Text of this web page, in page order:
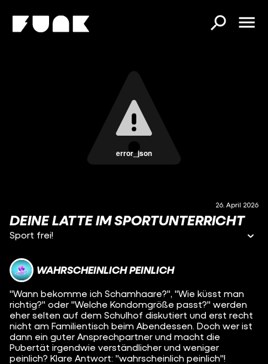
error_json
26. April 2026
DEINE LATTE IM SPORTUNTERRICHT
Sport frei!
WAHRSCHEINLICH PEINLICH
"Wann bekomme ich Schamhaare?", "Wie küsst man
richtig?" oder "Welche Kondomgröße passt?" werden
eher selten auf dem Schulhof diskutiert und erst recht
nicht am Familientisch beim Abendessen. Doch wer ist
dann ein guter Ansprechpartner und macht die
Pubertät irgendwie verständlicher und weniger
peinlich? Klare Antwort: "wahrscheinlich peinlich"!